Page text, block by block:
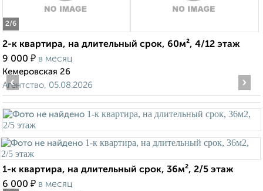
2/6
2-к квартира, на длительный срок, 60м², 4/12 этаж
9 000 ₽ в месяц
Кемеровская 26
Агентство, 05.08.2026
‹ ›
1-к квартира, на длительный срок, 36м², 2/5 этаж
6 000 ₽ в месяц